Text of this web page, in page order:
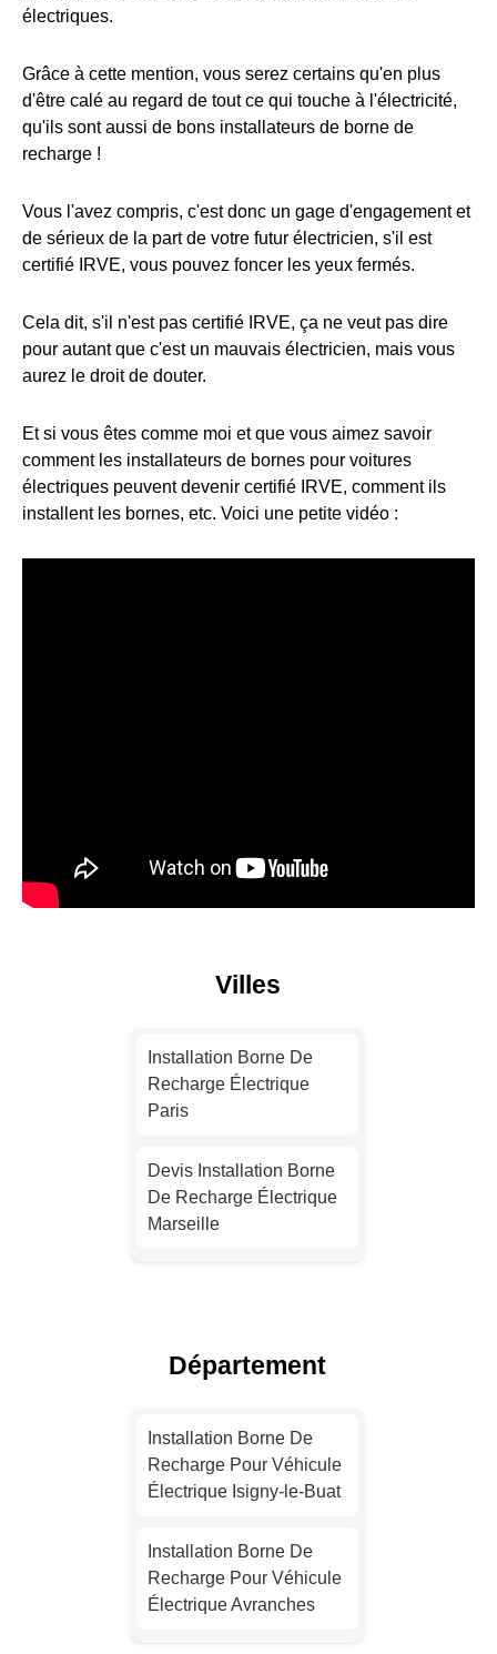
électriques.
Grâce à cette mention, vous serez certains qu'en plus
d'être calé au regard de tout ce qui touche à l'électricité,
qu'ils sont aussi de bons installateurs de borne de
recharge !
Vous l'avez compris, c'est donc un gage d'engagement et
de sérieux de la part de votre futur électricien, s'il est
certifié IRVE, vous pouvez foncer les yeux fermés.
Cela dit, s'il n'est pas certifié IRVE, ça ne veut pas dire
pour autant que c'est un mauvais électricien, mais vous
aurez le droit de douter.
Et si vous êtes comme moi et que vous aimez savoir
comment les installateurs de bornes pour voitures
électriques peuvent devenir certifié IRVE, comment ils
installent les bornes, etc. Voici une petite vidéo :
Villes
Installation Borne De
Recharge Électrique
Paris
Devis Installation Borne
De Recharge Électrique
Marseille
Toulouse
Nice
Département
Installation Borne De
Recharge Pour Véhicule
Électrique Isigny-le-Buat
Installation Borne De
Recharge Pour Véhicule
Électrique Avranches